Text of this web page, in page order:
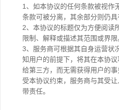
1、如本协议的任何条款被视作
条款可被分离，其余部分则仍具
2、本协议的标题仅为方便阅读
限制、解释或描述其范围或界限
3、服务商可根据其自身运营状
知用户的前提下，将其在本协
给第三方，而无需获得用户的
受本协议约束，服务商与其受
带责任。